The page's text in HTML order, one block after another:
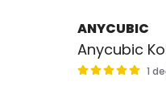
ANYCUBIC
Anycubic
1